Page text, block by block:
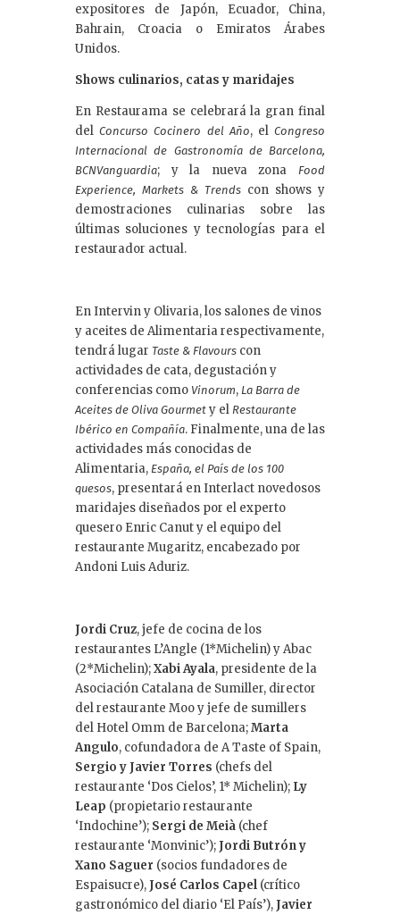
expositores de Japón, Ecuador, China,
Bahrain, Croacia o Emiratos Árabes
Unidos.
Shows culinarios, catas y maridajes
En Restaurama se celebrará la gran final
delConcurso Cocinero del Año, elCongreso
Internacional de Gastronomía de Barcelona,
BCNVanguardia; y la nueva zona
Food
Experience, Markets & Trends con shows y
demostraciones culinarias sobre las
últimas soluciones y tecnologías para el
restaurador actual.
En Intervin y Olivaria, los salones de vinos
y aceites de Alimentaria respectivamente,
tendrá lugar Taste & Flavours con
actividades de cata, degustación y
conferencias como Vinorum, La Barra de
Aceites de Oliva Gourmet y el Restaurante
Ibérico en Compañía. Finalmente, una de las
actividades más conocidas de
Alimentaria, España, el País de los 100
quesos, presentará en Interlact novedosos
maridajes diseñados por el experto
quesero Enric Canut y el equipo del
restaurante Mugaritz, encabezado por
Andoni Luis Aduriz.
Jordi Cruz, jefe de cocina de los
restaurantes L’Angle (1*Michelin) y Abac
(2*Michelin);Xabi Ayala, presidente de la
Asociación Catalana de Sumiller, director
del restaurante Moo y jefe de sumillers
del Hotel Omm de Barcelona;Marta
Angulo, cofundadora de A Taste of Spain,
Sergio y Javier Torres (chefs del
restaurante ‘Dos Cielos’, 1* Michelin); Ly
Leap (propietario restaurante
‘Indochine’); Sergi de Meià (chef
restaurante ‘Monvinic’); Jordi Butrón y
Xano Saguer (socios fundadores de
Espaisucre), José Carlos Capel (crítico
gastronómico del diario ‘El País’), Javier